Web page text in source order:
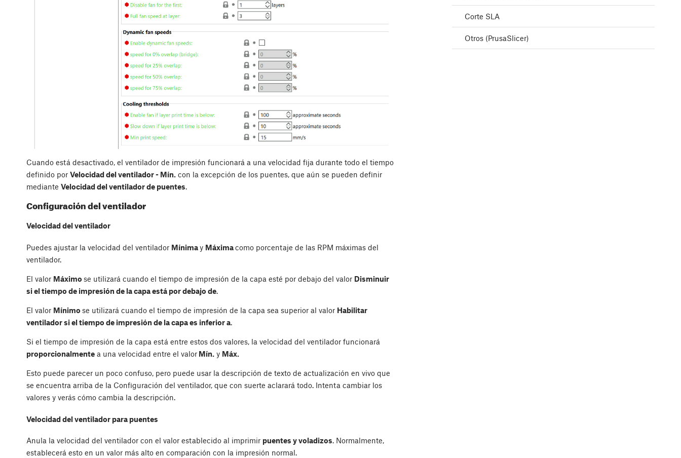
Cuando está desactivado, el ventilador de impresión funcionará a una velocidad fija durante todo el tiempo
definido por Velocidad del ventilador - Mín. con la excepción de los puentes, que aún se pueden definir
mediante Velocidad del ventilador de puentes.
Configuración del ventilador
Velocidad del ventilador
Puedes ajustar la velocidad del ventilador Mínimay Máximacomo porcentaje de las RPM máximas del
ventilador.
El valor Máximo se utilizará cuando el tiempo de impresión de la capa esté por debajo del valor Disminuir
si el tiempo de impresión de la capa está por debajo de.
El valor Mínimo se utilizará cuando el tiempo de impresión de la capa sea superior al valor Habilitar
ventilador si el tiempo de impresión de la capa es inferior a.
Si el tiempo de impresión de la capa está entre estos dos valores, la velocidad del ventilador funcionará
proporcionalmente a una velocidad entre el valor Mín. y Máx.
Esto puede parecer un poco confuso, pero puede usar la descripción de texto de actualización en vivo que
se encuentra arriba de la Configuración del ventilador, que con suerte aclarará todo. Intenta cambiar los
valores y verás cómo cambia la descripción.
Velocidad del ventilador para puentes
Anula la velocidad del ventilador con el valor establecido al imprimir puentes y voladizos. Normalmente,
establecerá esto en un valor más alto en comparación con la impresión normal.
Corte SLA
Otros (PrusaSlicer)